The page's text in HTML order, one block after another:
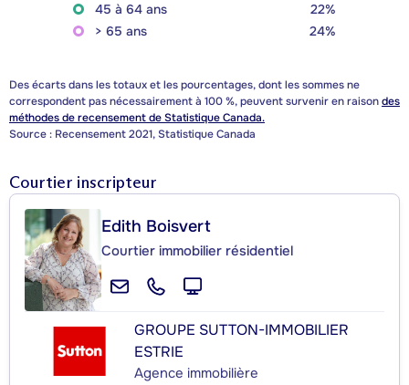
45 à 64 ans
22%
> 65 ans
24%
Des écarts dans les totaux et les pourcentages, dont les sommes ne
correspondent pas nécessairement à 100 %, peuvent survenir en raisondes
méthodes de recensement de Statistique Canada.
Source : Recensement 2021, Statistique Canada
Courtier inscripteur
Edith Boisvert
Courtier immobilier résidentiel
GROUPE SUTTON-IMMOBILIER
ESTRIE
Agence immobilière